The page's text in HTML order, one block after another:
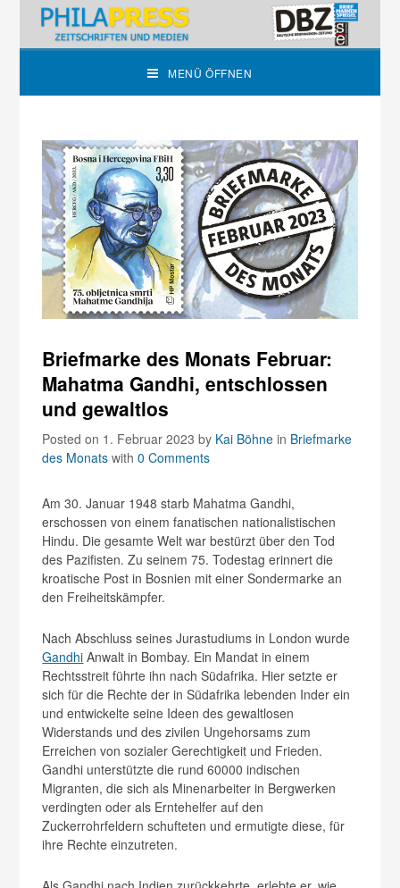
MENÜ ÖFFNEN
Briefmarke des Monats Februar:
Mahatma Gandhi, entschlossen
und gewaltlos
Posted on 1. Februar 2023by Kai Böhne in Briefmarke
des Monats with0 Comments
Am 30. Januar 1948 starb Mahatma Gandhi,
erschossen von einem fanatischen nationalistischen
Hindu. Die gesamte Welt war bestürzt über den Tod
des Pazifisten. Zu seinem 75. Todestag erinnert die
kroatische Post in Bosnien mit einer Sondermarke an
den Freiheitskämpfer.
Nach Abschluss seines Jurastudiums in London wurde
Gandhi Anwalt in Bombay. Ein Mandat in einem
Rechtsstreit führte ihn nach Südafrika. Hier setzte er
sich für die Rechte der in Südafrika lebenden Inder ein
und entwickelte seine Ideen des gewaltlosen
Widerstands und des zivilen Ungehorsams zum
Erreichen von sozialer Gerechtigkeit und Frieden.
Gandhi unterstützte die rund 60000 indischen
Migranten, die sich als Minenarbeiter in Bergwerken
verdingten oder als Erntehelfer auf den
Zuckerrohrfeldern schufteten und ermutigte diese, für
ihre Rechte einzutreten.